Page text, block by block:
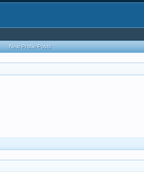
New Profile Posts